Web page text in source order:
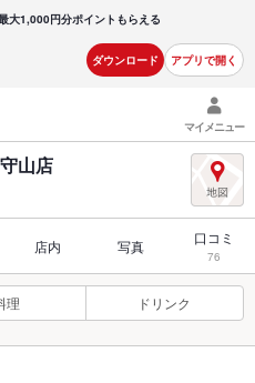
大1,000円分ポイントもらえる
ダウンロード アプリで開く
マイメニュー
山店
店内 写真 口コミ
76
理 ドリンク